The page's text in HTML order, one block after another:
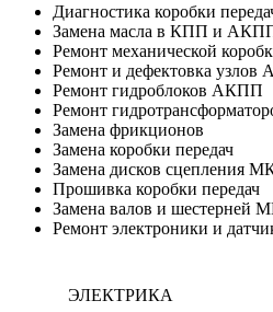
Диагностика коробки
Замена масла в КПП и
Ремонт механической
Ремонт и дефектовка
Ремонт гидроблоков АКПП
Ремонт
Замена фрикционов
Замена коробки передач
Замена дисков
Прошивка коробки передач
Замена валов и
Ремонт электроники и
ЭЛЕКТРИКА